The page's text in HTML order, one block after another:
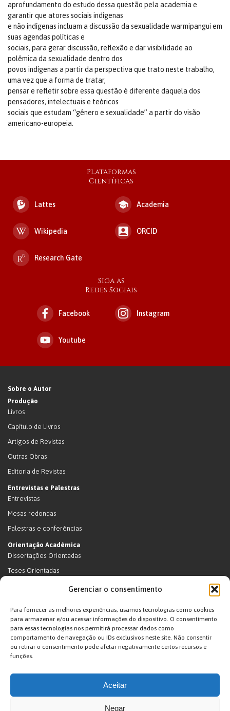
Gerenciar o consentimento
Para fornecer as melhores experiências, usamos tecnologias como cookies
para armazenar e/ou acessar informações do dispositivo. O consentimento
para essas tecnologias nos permitirá processar dados como
comportamento de navegação ou IDs exclusivos neste site. Não consentir
ou retirar o consentimento pode afetar negativamente certos recursos e
funções.
Aceitar
Negar
aprofundamento do estudo dessa questão pela academia e
garantir que atores sociais indígenas
e não indígenas incluam a discussão da sexualidade warmipangui em
suas agendas políticas e
sociais, para gerar discussão, reflexão e dar visibilidade ao
polêmica da sexualidade dentro dos
povos indígenas a partir da perspectiva que trato neste trabalho,
uma vez que a forma de tratar,
pensar e refletir sobre essa questão é diferente daquela dos
pensadores, intelectuais e teóricos
sociais que estudam “gênero e sexualidade” a partir do visão
americano-europeia.
Plataformas
Científicas
Lattes Academia
Wikipedia ORCID
Research Gate
Siga as
Redes Sociais
Facebook Instagram
Youtube
Sobre o Autor
Produção
Livros
Capítulo de Livros
Artigos de Revistas
Outras Obras
Editoria de Revistas
Entrevistas e Palestras
Entrevistas
Mesas redondas
Palestras e conferências
Orientação Acadêmica
Dissertações Orientadas
Teses Orientadas
Livros (dissertações e teses)
Supervisão de pós-doutorado
Supervisão de pós-doutorado (em andamento)
Orientações de outra natureza
Exposições
Terras Indígenas
Projetos